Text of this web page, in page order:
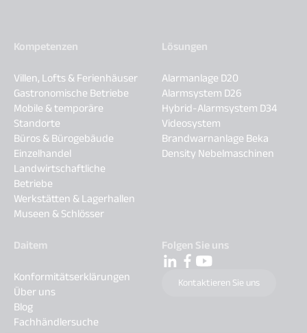
Kompetenzen
Villen, Lofts & Ferienhäuser
Gastronomische Betriebe
Mobile & temporäre
Standorte
Büros & Bürogebäude
Einzelhandel
Landwirtschaftliche
Betriebe
Werkstätten & Lagerhallen
Museen & Schlösser
Lösungen
Alarmanlage D20
Alarmsystem D26
Hybrid-Alarmsystem D34
Videosystem
Brandwarnanlage Beka
Density Nebelmaschinen
Daitem
Konformitätserklärungen
Über uns
Blog
Fachhändlersuche
Folgen Sie uns
Kontaktieren Sie uns